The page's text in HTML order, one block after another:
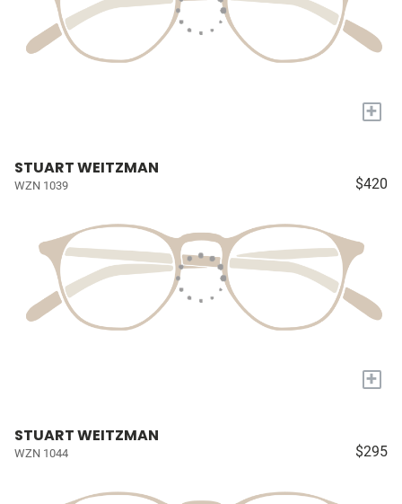
+
STUART WEITZMAN
WZN 1039 $420
+
STUART WEITZMAN
WZN 1044 $295